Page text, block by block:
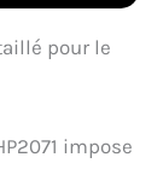
pour le
impose